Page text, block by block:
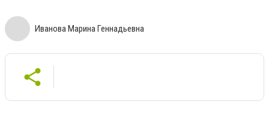
Иванова Марина Геннадьевна